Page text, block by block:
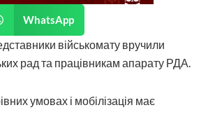
WhatsApp
військомату вручили
рад та працівникам апарату РДА.
умовах і мобілізація має